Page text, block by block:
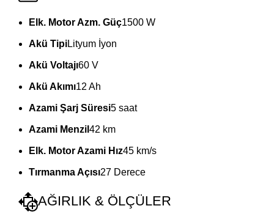
Elk. Motor Azm. Güç1500 W
Akü TipiLityum İyon
Akü Voltajı60 V
Akü Akımı12 Ah
Azami Şarj Süresi5 saat
Azami Menzil 42 km
Elk. Motor Azami Hız45 km/s
Tırmanma Açısı27 Derece
AĞIRLIK & ÖLÇÜLER